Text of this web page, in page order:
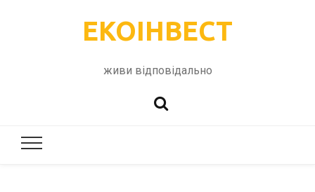
ЕКОІНВЕСТ
живи відповідально